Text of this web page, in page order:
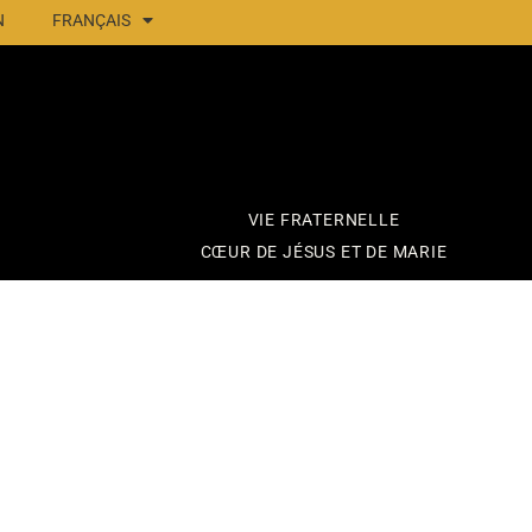
FRANÇAIS
VIE FRATERNELLE
CŒUR DE JÉSUS ET DE MARIE